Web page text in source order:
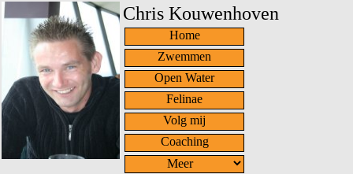
Chris Kouwenhoven
Home
Zwemmen
Open Water
Felinae
Volg mij
Coaching